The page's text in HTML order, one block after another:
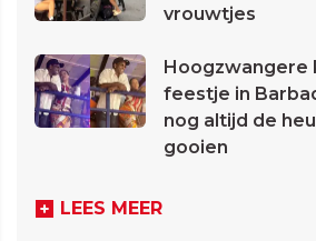
vrouwtjes
Hoogzwangere
feestje in
nog altijd de
gooien
LEES MEER